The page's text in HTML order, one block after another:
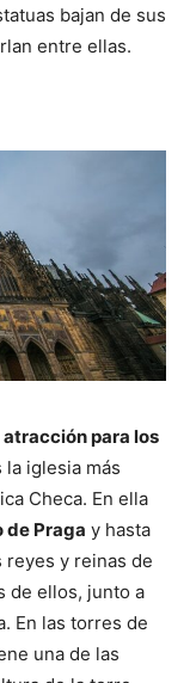
bajan de sus
entre ellas.
para los
la iglesia más
Checa. En ella
de Praga y hasta
reyes y reinas de
de ellos, junto a
En las torres de
una de las